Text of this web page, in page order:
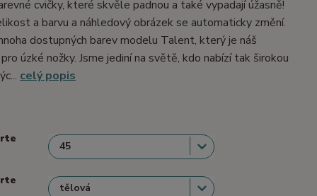
cvičky, které skvěle padnou a také vypadají úžasně!
a barvu a náhledový obrázek se automaticky změní.
dostupných barev modelu Talent, který je náš
úzké nožky. Jsme jediní na světě, kdo nabízí tak širokou
celý popis